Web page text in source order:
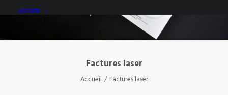
ACCUEIL
Factures laser
Accueil Factures laser